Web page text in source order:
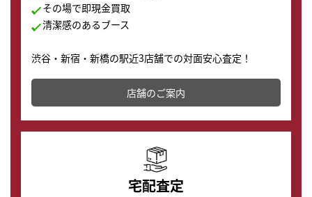
その場で即現金買取
清潔感のあるブース
渋谷・新宿・新橋の駅近3店舗での対面安心査定！
その場で現金買取致します。渋谷本店では、時計販売の
店舗を併設しており、下取りに出してお得に新しい時計
の購入もできます♪
店舗のご案内
宅配査定